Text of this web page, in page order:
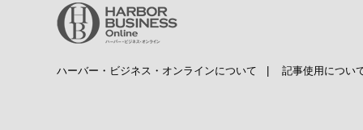
ハーバー・ビジネス・オンラインについて 記事使用につい